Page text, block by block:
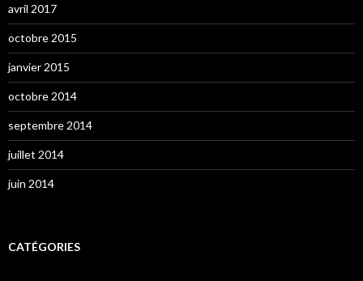
avril 2017
octobre 2015
janvier 2015
octobre 2014
septembre 2014
juillet 2014
juin 2014
CATÉGORIES